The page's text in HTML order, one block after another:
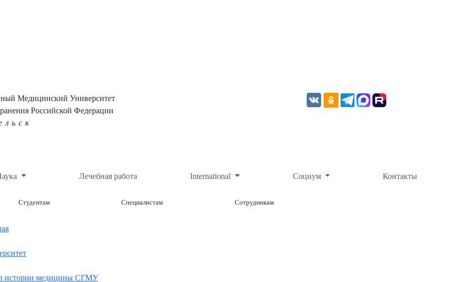
Медицинский Университет
Российской Федерации
Лечебная работа International Социум Контакты
Студентам Специалистам Сотрудникам
истории медицины СГМУ